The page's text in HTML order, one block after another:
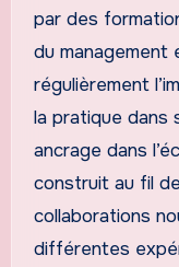
par des
du management
régulièrement
la pratique dans
ancrage dans
construit au fil
collaborations
différentes